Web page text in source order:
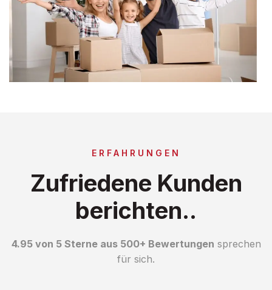
ERFAHRUNGEN
Zufriedene Kunden
berichten..
4.95 von 5 Sterne aus 500+ Bewertungen sprechen
für sich.